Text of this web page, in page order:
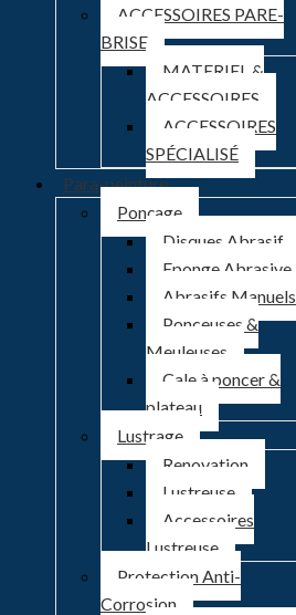
ACCESSOIRES PARE-
BRISE
MATERIEL &
ACCESSOIRES
ACCESSOIRES
SPÉCIALISÉ
Para-peinture
Ponçage
Disques Abrasif
Eponge Abrasive
Abrasifs Manuels
Ponceuses &
Meuleuses
Cale à poncer &
plateau
Lustrage
Renovation
Lustreuse
Accessoires
Lustreuse
Protection Anti-
Corrosion